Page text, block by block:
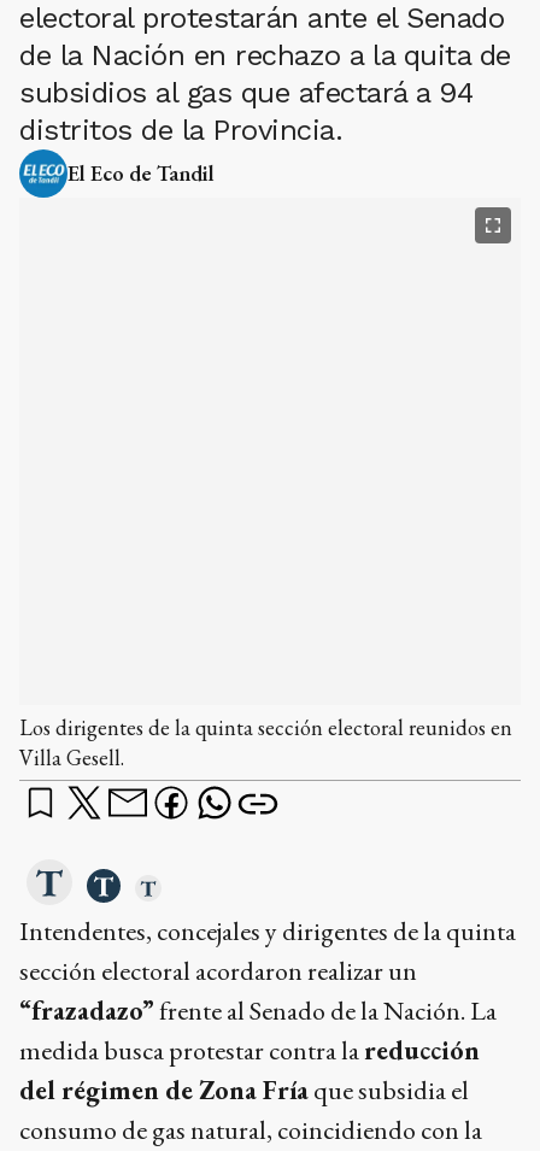
electoral protestarán ante el Senado
de la Nación en rechazo a la quita de
subsidios al gas que afectará a 94
distritos de la Provincia.
El Eco de Tandil
Los dirigentes de la quinta sección electoral reunidos en
Villa Gesell.
Intendentes, concejales y dirigentes de la quinta
sección electoral acordaron realizar un
“frazadazo”frente al Senado de la Nación. La
medida busca protestar contra lareducción
del régimen de Zona Fríaque subsidia el
consumo de gas natural, coincidiendo con la